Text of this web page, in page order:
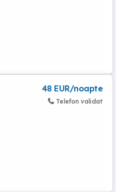
48 EUR/noapte
Telefon validat